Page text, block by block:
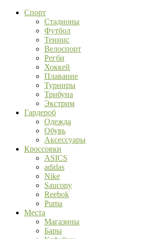
Спорт
Стадионы
Футбол
Теннис
Велоспорт
Регби
Хоккей
Плавание
Турниры
Трибуна
Экстрим
Гардероб
Одежда
Обувь
Аксессуары
Кроссовки
ASICS
adidas
Nike
Saucony
Reebok
Puma
Места
Магазины
Бары